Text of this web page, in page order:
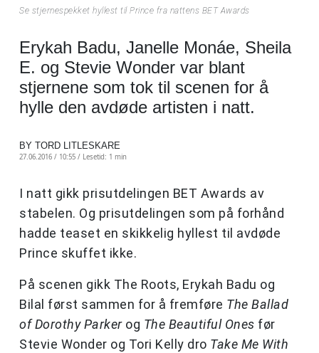
Se stjernespekket hyllest til Prince fra nattens BET Awards
Erykah Badu, Janelle Monáe, Sheila
E. og Stevie Wonder var blant
stjernene som tok til scenen for å
hylle den avdøde artisten i natt.
BY TORD LITLESKARE
27.06.2016 / 10:55 / Lesetid: 1 min
I natt gikk prisutdelingen BET Awards av
stabelen. Og prisutdelingen som på forhånd
hadde teaset en skikkelig hyllest til avdøde
Prince skuffet ikke.
På scenen gikk The Roots, Erykah Badu og
Bilal først sammen for å fremføre The Ballad
of Dorothy Parkerog The Beautiful Ones før
Stevie Wonder og Tori Kelly dro Take Me With